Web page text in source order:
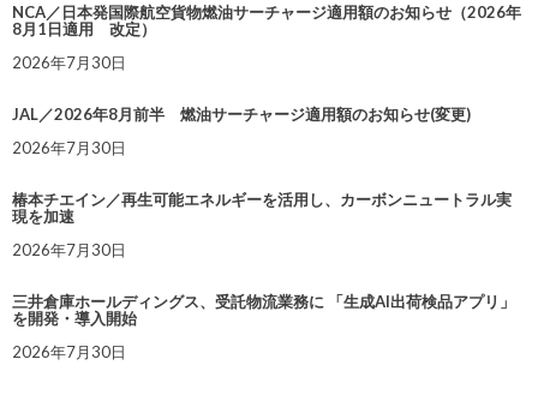
NCA／日本発国際航空貨物燃油サーチャージ適用額のお知らせ（2026年
8月1日適用 改定）
2026年7月30日
JAL／2026年8月前半 燃油サーチャージ適用額のお知らせ(変更)
2026年7月30日
椿本チエイン／再生可能エネルギーを活用し、カーボンニュートラル実
現を加速
2026年7月30日
三井倉庫ホールディングス、受託物流業務に 「生成AI出荷検品アプリ」
を開発・導入開始
2026年7月30日